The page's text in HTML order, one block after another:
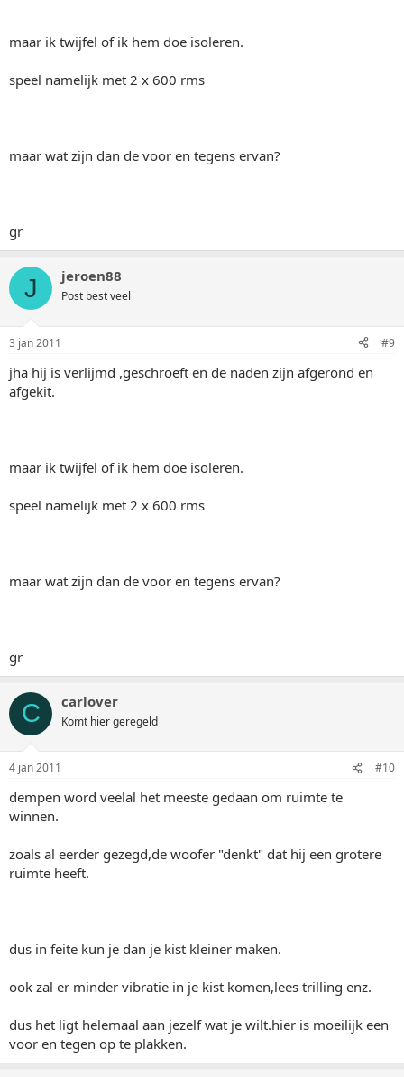
maar ik twijfel of ik hem doe isoleren.
speel namelijk met 2 x 600 rms
maar wat zijn dan de voor en tegens ervan?
gr
J jeroen88
Post best veel
3 jan 2011 #9
jha hij is verlijmd ,geschroeft en de naden zijn afgerond en
afgekit.
maar ik twijfel of ik hem doe isoleren.
speel namelijk met 2 x 600 rms
maar wat zijn dan de voor en tegens ervan?
gr
C carlover
Komt hier geregeld
4 jan 2011 #10
dempen word veelal het meeste gedaan om ruimte te
winnen.
zoals al eerder gezegd,de woofer "denkt" dat hij een grotere
ruimte heeft.
dus in feite kun je dan je kist kleiner maken.
ook zal er minder vibratie in je kist komen,lees trilling enz.
dus het ligt helemaal aan jezelf wat je wilt.hier is moeilijk een
voor en tegen op te plakken.